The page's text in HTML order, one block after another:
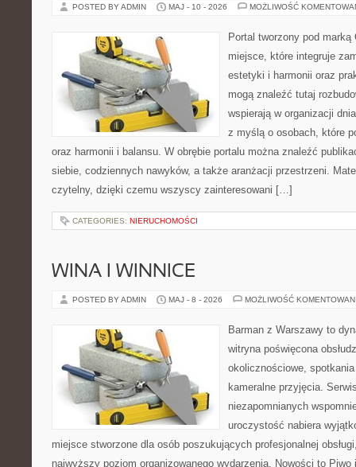
POSTED BY ADMIN MAJ - 10 - 2026 MOŻLIWOŚĆ
Portal tworzony pod
miejsce, które integruje
estetyki i harmonii oraz
mogą znaleźć tutaj
wspierają w organizacji
z myślą o osobach, które
oraz harmonii i balansu. W obrębie portalu można znaleźć
siebie, codziennych nawyków, a także aranżacji przestrzeni.
czytelny, dzięki czemu wszyscy zainteresowani […]
CATEGORIES: NIERUCHOMOŚCI
WINA I WINNICE
POSTED BY ADMIN MAJ - 8 - 2026 MOŻLIWOŚĆ
Barman z Warszawy to
witryna poświęcona
okolicznościowe,
kameralne przyjęcia.
niezapomnianych
uroczystość nabiera
miejsce stworzone dla osób poszukujących profesjonalnej
najwyższy poziom organizowanego wydarzenia. Nowości to